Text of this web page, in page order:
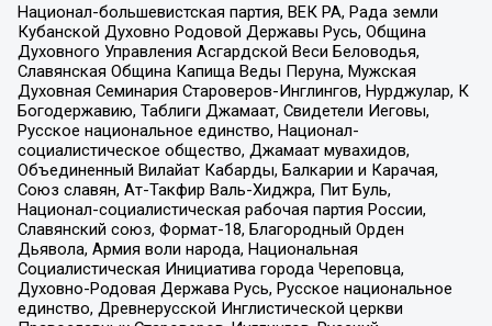
Национал-большевистская партия, ВЕК РА, Рада земли
Кубанской Духовно Родовой Державы Русь, Община
Духовного Управления Асгардской Веси Беловодья,
Славянская Община Капища Веды Перуна, Мужская
Духовная Семинария Староверов-Инглингов, Нурджулар, К
Богодержавию, Таблиги Джамаат, Свидетели Иеговы,
Русское национальное единство, Национал-
социалистическое общество, Джамаат мувахидов,
Объединенный Вилайат Кабарды, Балкарии и Карачая,
Союз славян, Ат-Такфир Валь-Хиджра, Пит Буль,
Национал-социалистическая рабочая партия России,
Славянский союз, Формат-18, Благородный Орден
Дьявола, Армия воли народа, Национальная
Социалистическая Инициатива города Череповца,
Духовно-Родовая Держава Русь, Русское национальное
единство, Древнерусской Инглистической церкви